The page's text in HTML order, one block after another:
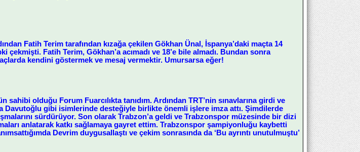
Fatih Terim tarafından kızağa çekilen Gökhan Ünal, İspanya’daki maçta 14
çekmişti. Fatih Terim, Gökhan’a acımadı ve 18’e bile almadı. Bundan sonra
kendini göstermek ve mesaj vermektir. Umursarsa eğer!
sahibi olduğu Forum Fuarcılıkta tanıdım. Ardından TRT’nin sınavlarına girdi ve
Davutoğlu gibi isimlerinde desteğiyle birlikte önemli işlere imza attı. Şimdilerde
sürdürüyor. Son olarak Trabzon’a geldi ve Trabzonspor müzesinde bir dizi
anlatarak katkı sağlamaya gayret ettim. Trabzonspor şampiyonluğu kaybetti
Devrim duygusallaştı ve çekim sonrasında da ‘Bu ayrıntı unutulmuştu’